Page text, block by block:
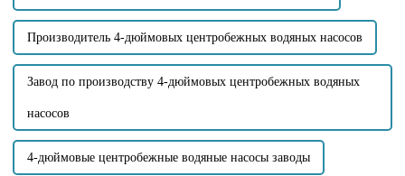
Производитель 4-дюймовых центробежных водяных насосов
Завод по производству 4-дюймовых центробежных водяных
насосов
4-дюймовые центробежные водяные насосы заводы